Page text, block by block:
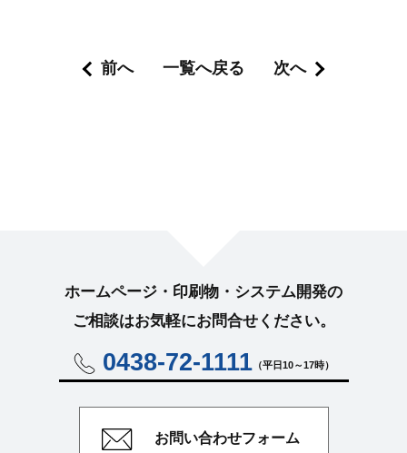
前へ 一覧へ戻る 次へ
ホームページ・印刷物・システム開発の
ご相談はお気軽にお問合せください。
0438-72-1111 （平日10～17時）
お問い合わせフォーム